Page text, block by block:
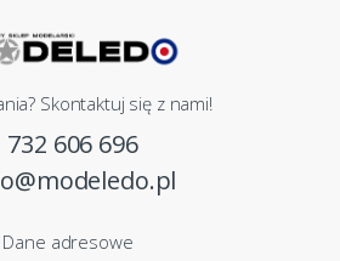
Skontaktuj się z nami!
732 606 696
Dane adresowe